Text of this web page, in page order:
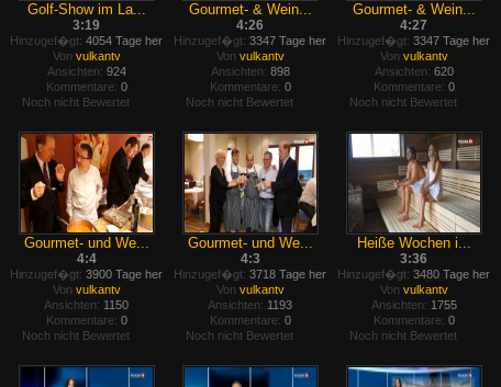
Golf-Show im La...
3:19
Hinzugef�gt: 4054 Tage her
Von vulkantv
Ansichten: 924
Kommentare: 0
Noch nicht Bewertet
Gourmet- & Wein...
4:26
Hinzugef�gt: 3347 Tage her
Von vulkantv
Ansichten: 898
Kommentare: 0
Noch nicht Bewertet
Gourmet- & Wein...
4:27
Hinzugef�gt: 3347 Tage her
Von vulkantv
Ansichten: 620
Kommentare: 0
Noch nicht Bewertet
Gourmet- und We...
4:4
Hinzugef�gt: 3900 Tage her
Von vulkantv
Ansichten: 1150
Kommentare: 0
Noch nicht Bewertet
Gourmet- und We...
4:3
Hinzugef�gt: 3718 Tage her
Von vulkantv
Ansichten: 1193
Kommentare: 0
Noch nicht Bewertet
Heiße Wochen i...
3:36
Hinzugef�gt: 3480 Tage her
Von vulkantv
Ansichten: 1755
Kommentare: 0
Noch nicht Bewertet